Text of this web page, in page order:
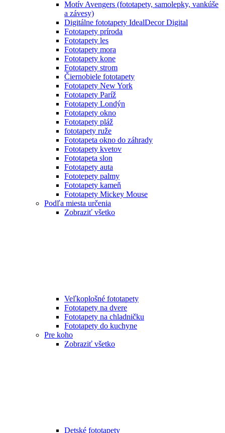
Motív Avengers (fototapety, samolepky, vankúše
a závesy)
Digitálne fototapety IdealDecor Digital
Fototapety príroda
Fototapety les
Fototapety mora
Fototapety kone
Fototapety strom
Čiernobiele fototapety
Fototapety New York
Fototapety Paríž
Fototapety Londýn
Fototapety okno
Fototapety pláž
fototapety ruže
Fototapeta okno do záhrady
Fototapety kvetov
Fototapeta slon
Fototapety auta
Fototepety palmy
Fototapety kameň
Fototapety Mickey Mouse
Podľa miesta určenia
Zobraziť všetko
Veľkoplošné fototapety
Fototapety na dvere
Fototapety na chladničku
Fototapety do kuchyne
Pre koho
Zobraziť všetko
Detské fototapety